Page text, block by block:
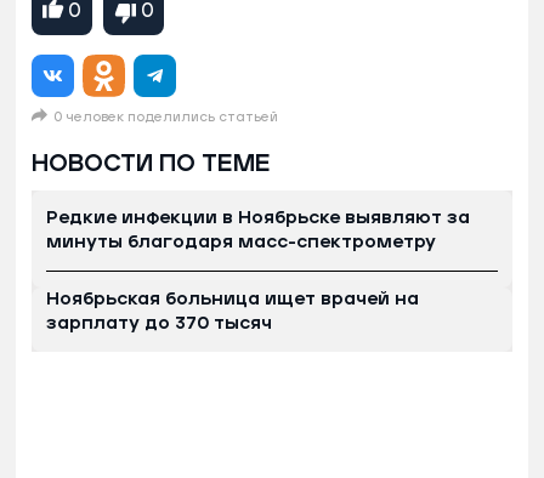
0 0
0 человек поделились статьей
НОВОСТИ ПО ТЕМЕ
Редкие инфекции в Ноябрьске выявляют за
минуты благодаря масс-спектрометру
Ноябрьская больница ищет врачей на
зарплату до 370 тысяч